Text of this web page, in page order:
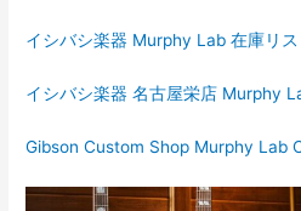
イシバシ楽器 Murphy Lab 在庫リス
イシバシ楽器 名古屋栄店 Murphy
Gibson Custom Shop Murphy Lab